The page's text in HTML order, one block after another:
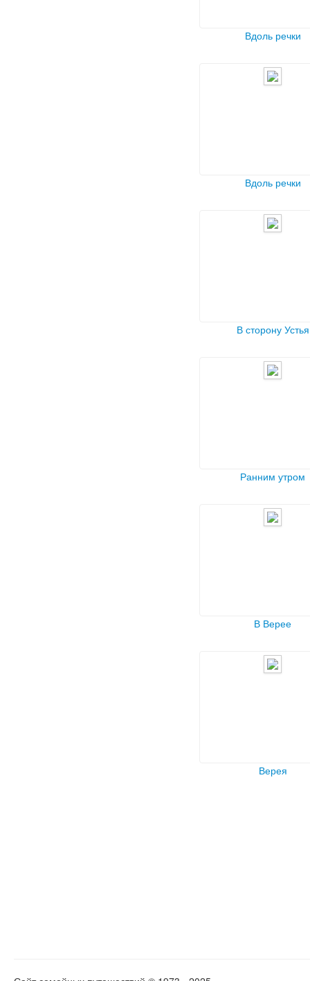
Вдоль речки
Вдоль речки
В сторону Устья
Ранним утром
В Верее
Верея